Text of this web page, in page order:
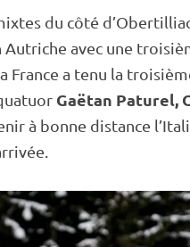
du côté
avec une
France a tenu la
Gaëtan Paturel,
à bonne distance